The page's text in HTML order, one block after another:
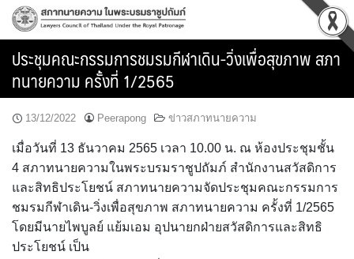
Skip
ประชุมคณะกรรมการชมรมกีฬาเดิน-วิ่งเพื่อสุขภาพ สภา
ทนายความ ครั้งที่ 1/2565
13/12/2022 Peerapong ข่าวสภาทนายความ
เมื่อวันที่ 13 ธันวาคม 2565 เวลา 10.00 น. ณ ห้องประชุมชั้น
4 สภาทนายความในพระบรมราชูปถัมภ์ สำนักงานสวัสดิการ
และสิทธิประโยชน์ สภาทนายความจัดประชุมคณะกรรมการ
ชมรมกีฬาเดิน-วิ่งเพื่อสุขภาพ สภาทนายความ ครั้งที่ 1/2565
โดยมีนายไพบูลย์ แย้มเอม อุปนายกฝ่ายสวัสดิการและสิทธิ
ประโยชน์ เป็น